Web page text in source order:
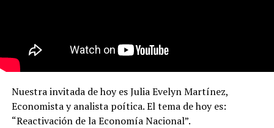
Nuestra invitada de hoy es Julia Evelyn Martínez,
Economista y analista poítica. El tema de hoy es:
“Reactivación de la Economía Nacional”.